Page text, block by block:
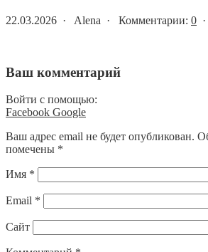
22.03.2026 · Alena · Комментарии: 0 ·
Ваш комментарий
Войти с помощью:
Facebook Google
Ваш адрес email не будет опубликован.
помечены *
Имя *
Email *
Сайт